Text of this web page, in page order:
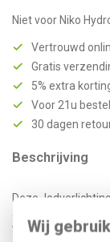
Wij
Niet voor Niko
Vertrouwd
Gratis
5% extra
Voor 21u
30 dagen
Beschrijving
Deze
aansluiting 230
verlichting van